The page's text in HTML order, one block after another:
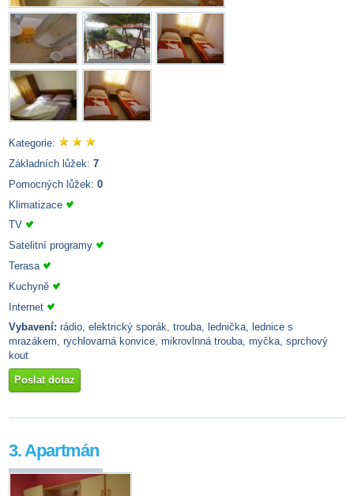
Kategorie:
Základních lůžek: 7
Pomocných lůžek: 0
Klimatizace
TV
Satelitní programy
Terasa
Kuchyně
Internet
Vybavení: rádio, elektrický sporák, trouba, lednička, lednice s
mrazákem, rychlovarná konvice, mikrovlnná trouba, myčka, sprchový
kout
Poslat dotaz
3. Apartmán